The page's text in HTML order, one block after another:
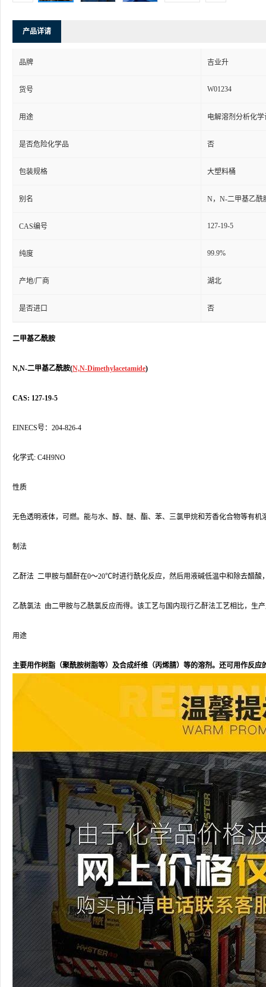
产品详请
品牌 吉业升
货号 W01234
用途 电解溶剂分析化学
是否危险化学品 否
包装规格 大塑料桶
别名 N，N-二甲基乙酰
CAS编号 127-19-5
纯度 99.9%
产地/厂商 湖北
是否进口 否
二甲基乙酰胺
N,N-二甲基乙酰胺(N,N-Dimethylacetamide)
CAS: 127-19-5
EINECS号：204-826-4
化学式: C4H9NO
性质
无色透明液体，可燃。能与水、醇、醚、酯、苯、三氯甲烷和芳香化合物等有
制法
乙酐法 二甲胺与醋酐在0～20℃时进行酰化反应，然后用液碱低温中和除去醋
乙酰氯法 由二甲胺与乙酰氯反应而得。该工艺与国内现行乙酐法工艺相比，生
用途
主要用作树脂（聚酰胺树脂等）及合成纤维（丙烯腈）等的溶剂。还可用作反